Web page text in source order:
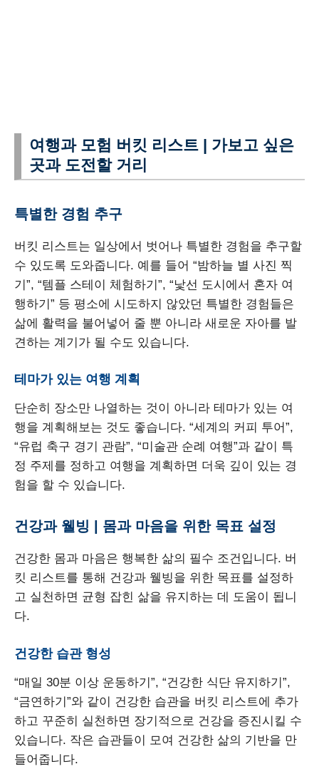
여행과 모험 버킷 리스트 | 가보고 싶은
곳과 도전할 거리
특별한 경험 추구
버킷 리스트는 일상에서 벗어나 특별한 경험을 추구할
수 있도록 도와줍니다. 예를 들어 “밤하늘 별 사진 찍
기”, “템플 스테이 체험하기”, “낯선 도시에서 혼자 여
행하기” 등 평소에 시도하지 않았던 특별한 경험들은
삶에 활력을 불어넣어 줄 뿐 아니라 새로운 자아를 발
견하는 계기가 될 수도 있습니다.
테마가 있는 여행 계획
단순히 장소만 나열하는 것이 아니라 테마가 있는 여
행을 계획해보는 것도 좋습니다. “세계의 커피 투어”,
“유럽 축구 경기 관람”, “미술관 순례 여행”과 같이 특
정 주제를 정하고 여행을 계획하면 더욱 깊이 있는 경
험을 할 수 있습니다.
건강과 웰빙 | 몸과 마음을 위한 목표 설정
건강한 몸과 마음은 행복한 삶의 필수 조건입니다. 버
킷 리스트를 통해 건강과 웰빙을 위한 목표를 설정하
고 실천하면 균형 잡힌 삶을 유지하는 데 도움이 됩니
다.
건강한 습관 형성
“매일 30분 이상 운동하기”, “건강한 식단 유지하기”,
“금연하기”와 같이 건강한 습관을 버킷 리스트에 추가
하고 꾸준히 실천하면 장기적으로 건강을 증진시킬 수
있습니다. 작은 습관들이 모여 건강한 삶의 기반을 만
들어줍니다.